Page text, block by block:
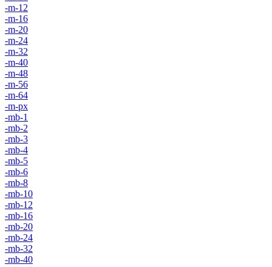
-m-12
-m-16
-m-20
-m-24
-m-32
-m-40
-m-48
-m-56
-m-64
-m-px
-mb-1
-mb-2
-mb-3
-mb-4
-mb-5
-mb-6
-mb-8
-mb-10
-mb-12
-mb-16
-mb-20
-mb-24
-mb-32
-mb-40